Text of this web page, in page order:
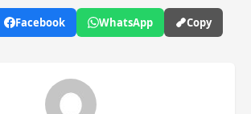
Facebook WhatsApp Copy